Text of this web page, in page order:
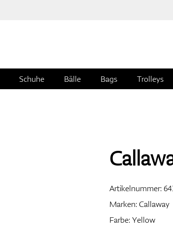
Schuhe Bälle Bags Trolleys
Artikelnummer:
Marken:Callaway
Farbe: Yellow